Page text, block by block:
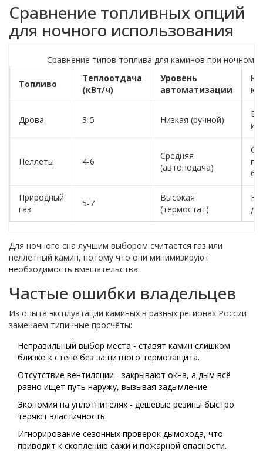
Сравнение топливных опций
для ночного использования
Сравнение типов топлива для каминов при ночном
Топливо
Теплоотдача
(кВт/ч)
Уровень
автоматизации
Дрова 3‑5 Низкая (ручной)
и
Пеллеты 4‑6
Средняя
(автоподача)
Природный
газ
5‑7
Высокая
(термостат)
Для ночного сна лучшим выбором считается газ или
пеллетный камин, потому что они минимизируют
необходимость вмешательства.
Частые ошибки владельцев
Из опыта эксплуатации каминых в разных регионах России
замечаем типичные просчёты:
Неправильный выбор места - ставят камин слишком
близко к стене без защитного термозащита.
Отсутствие вентиляции - закрывают окна, а дым всё
равно ищет путь наружу, вызывая задымление.
Экономия на уплотнителях - дешевые резины быстро
теряют эластичность.
Игнорирование сезонных проверок дымохода, что
приводит к скоплению сажи и пожарной опасности.